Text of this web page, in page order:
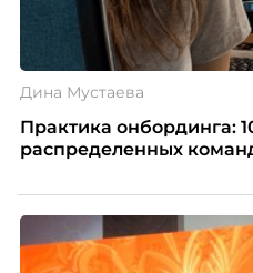
Дина Мустаева
Практика онбординга:
распределенных